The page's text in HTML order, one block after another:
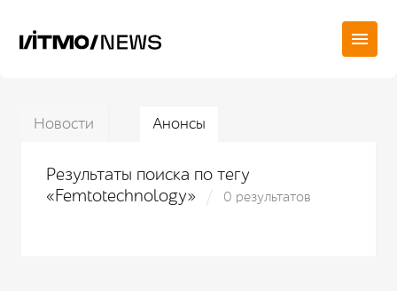
Новости Анонсы
Результаты поиска по тегу
«Femtotechnology»
0 результатов